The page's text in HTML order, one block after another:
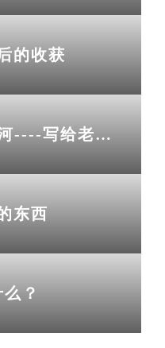
的收获
青春如同奔流的江河----写给老男孩
东西
？